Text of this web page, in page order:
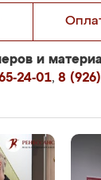
и
24-01, 8